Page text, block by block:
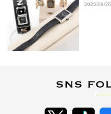
2025/09/26